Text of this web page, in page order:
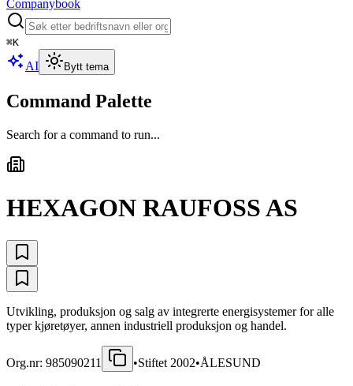
Companybook
⌘K
AI Bytt tema
Command Palette
Search for a command to run...
HEXAGON RAUFOSS AS
Utvikling, produksjon og salg av integrerte energisystemer for alle
typer kjøretøyer, annen industriell produksjon og handel.
Org.nr: 985090211 •Stiftet 2002•ÅLESUND